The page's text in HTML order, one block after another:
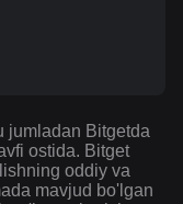
jumladan Bitgetda
ostida. Bitget
oddiy va
mavjud bo'lgan